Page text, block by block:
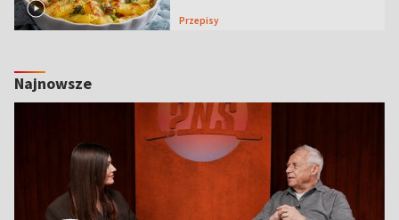
Przepisy
Najnowsze